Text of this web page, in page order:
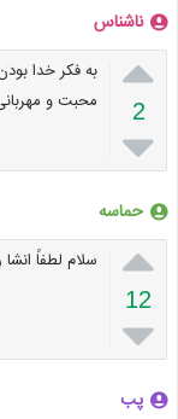
ناشناس

2

به فکر خدا
محبت و
حماسه

12

سلام لطفاً انشا را
پب